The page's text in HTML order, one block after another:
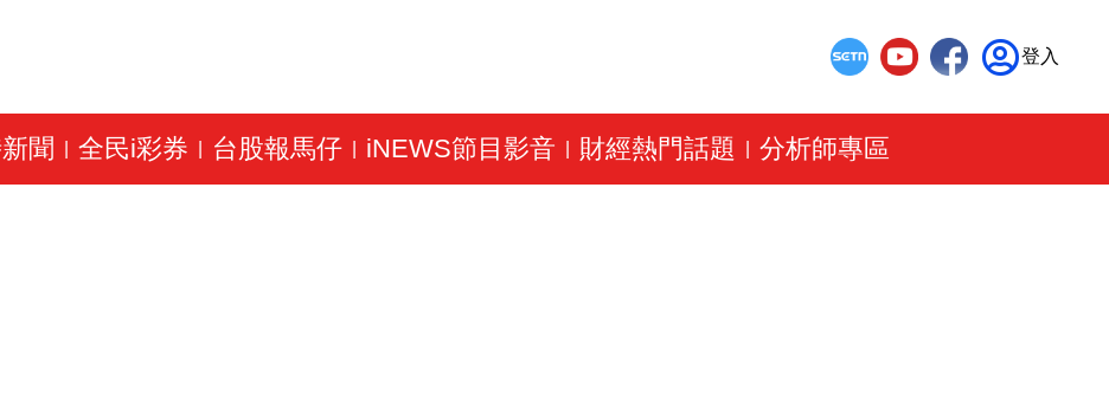
登入
聞 全民i彩券 台股報馬仔| iNEWS節目影音 財經熱門話題 分析師專區